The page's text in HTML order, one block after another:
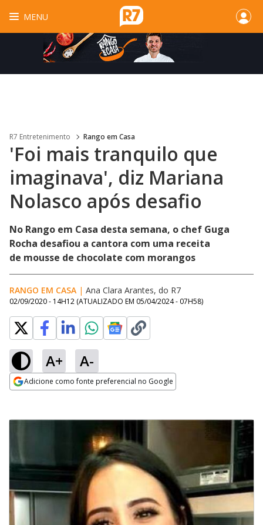
MENU
R7 Entretenimento Rango em Casa
'Foi mais tranquilo que
imaginava', diz Mariana
Nolasco após desafio
No Rango em Casa desta semana, o chef Guga
Rocha desafiou a cantora com uma receita
de mousse de chocolate com morangos
RANGO EM CASA | Ana Clara Arantes, do R7
02/09/2020 - 14H12 (ATUALIZADO EM 05/04/2024 - 07H58)
A+ A-
Adicione como fonte preferencial no Google